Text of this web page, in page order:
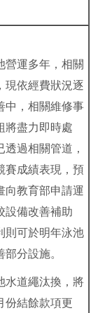
營運多年，相關
現依經費狀況逐
中，相關維修事
將盡力即時處
透過相關管道，
賽成績表現，預
向教育部申請運
設備改善補助
則可於明年泳池
部分設施。
水道繩汰換，將
份結餘款項更